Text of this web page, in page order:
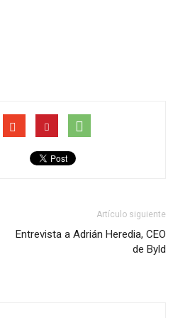
Artículo siguiente
Entrevista a Adrián Heredia, CEO
de Byld